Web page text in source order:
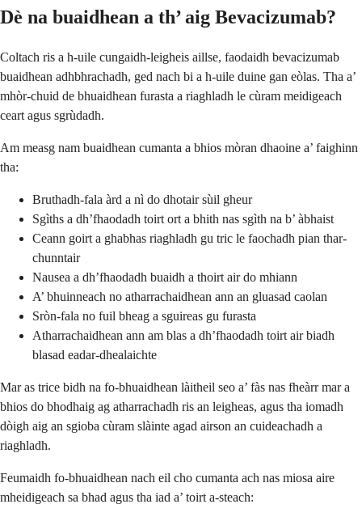
Dè na buaidhean a th’ aig Bevacizumab?
Coltach ris a h-uile cungaidh-leigheis aillse, faodaidh bevacizumab
buaidhean adhbhrachadh, ged nach bi a h-uile duine gan eòlas. Tha a’
mhòr-chuid de bhuaidhean furasta a riaghladh le cùram meidigeach
ceart agus sgrùdadh.
Am measg nam buaidhean cumanta a bhios mòran dhaoine a’ faighinn
tha:
Bruthadh-fala àrd a nì do dhotair sùil gheur
Sgìths a dh’fhaodadh toirt ort a bhith nas sgìth na b’ àbhaist
Ceann goirt a ghabhas riaghladh gu tric le faochadh pian thar-
chunntair
Nausea a dh’fhaodadh buaidh a thoirt air do mhiann
A’ bhuinneach no atharrachaidhean ann an gluasad caolan
Sròn-fala no fuil bheag a sguireas gu furasta
Atharrachaidhean ann am blas a dh’fhaodadh toirt air biadh
blasad eadar-dhealaichte
Mar as trice bidh na fo-bhuaidhean làitheil seo a’ fàs nas fheàrr mar a
bhios do bhodhaig ag atharrachadh ris an leigheas, agus tha iomadh
dòigh aig an sgioba cùram slàinte agad airson an cuideachadh a
riaghladh.
Feumaidh fo-bhuaidhean nach eil cho cumanta ach nas miosa aire
mheidigeach sa bhad agus tha iad a’ toirt a-steach: